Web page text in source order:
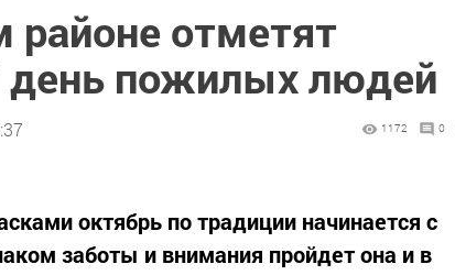
районе отметят
пожилых людей
1172 0
октябрь по традиции начинается с
заботы и внимания пройдет она и в